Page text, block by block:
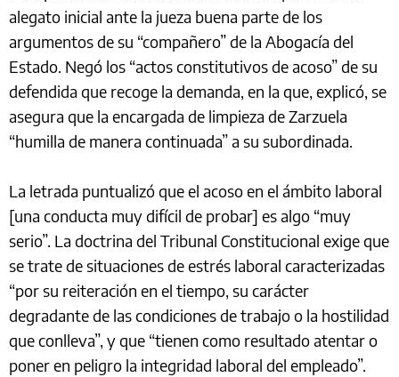
alegato inicial ante la jueza buena parte de los
argumentos de su “compañero” de la Abogacía del
Estado. Negó los “actos constitutivos de acoso” de su
defendida que recoge la demanda, en la que, explicó, se
asegura que la encargada de limpieza de Zarzuela
“humilla de manera continuada” a su subordinada.
La letrada puntualizó que el acoso en el ámbito laboral
[una conducta muy difícil de probar] es algo “muy
serio”. La doctrina del Tribunal Constitucional exige que
se trate de situaciones de estrés laboral caracterizadas
“por su reiteración en el tiempo, su carácter
degradante de las condiciones de trabajo o la hostilidad
que conlleva”, y que “tienen como resultado atentar o
poner en peligro la integridad laboral del empleado”.